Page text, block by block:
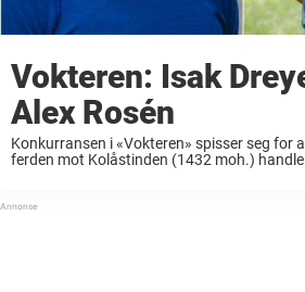
Vokteren: Isak
Alex Rosén
Konkurransen i «Vokteren» spisser seg for
ferden mot Kolåstinden (1432 moh.)